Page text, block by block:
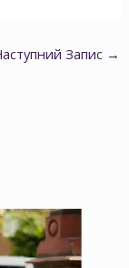
Запис →